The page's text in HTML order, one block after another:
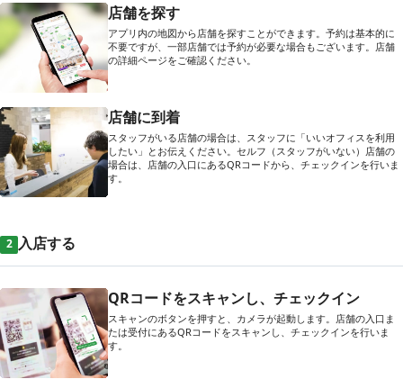
店舗を探す
アプリ内の地図から店舗を探すことができます。予約は基本的に
不要ですが、一部店舗では予約が必要な場合もございます。店舗
の詳細ページをご確認ください。
店舗に到着
スタッフがいる店舗の場合は、スタッフに「いいオフィスを利用
したい」とお伝えください。セルフ（スタッフがいない）店舗の
場合は、店舗の入口にあるQRコードから、チェックインを行いま
す。
2 入店する
QRコードをスキャンし、チェックイン
スキャンのボタンを押すと、カメラが起動します。店舗の入口ま
たは受付にあるQRコードをスキャンし、チェックインを行いま
す。